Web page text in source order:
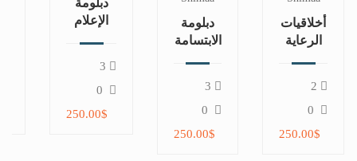
أخلاقيات
الرعاية
التحول
الرقمي
والحوكمة
2
250.00$
دبلومة
الابتسامة
الأسنان
التجميلي
3
250.00$
الإعلام
المجال
الرياضي
3
250.00$